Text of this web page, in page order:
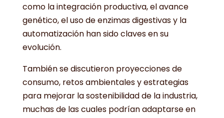
como la integración productiva, el avance
genético, el uso de enzimas digestivas y la
automatización han sido claves en su
evolución.
También se discutieron proyecciones de
consumo, retos ambientales y estrategias
para mejorar la sostenibilidad de la industria,
muchas de las cuales podrían adaptarse en